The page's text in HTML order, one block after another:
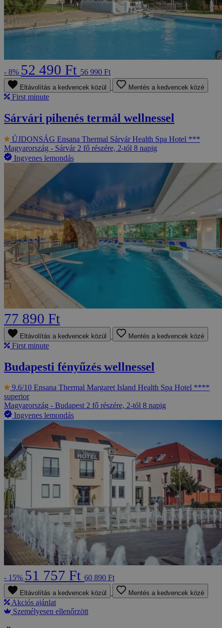
- 8% 52 490 Ft 56 990 Ft
Eltávolítás a kedvencek közül Mentés a kedvencek közé
First minute
Sárvári pihenés termál wellnessel
ÚJDONSÁG Ensana Thermal Sárvár Health Spa Hotel ***
Magyarország - Sárvár 2 fő részére, 2-tól 8 napig
Ingyenes lemondás
77 890 Ft
Eltávolítás a kedvencek közül Mentés a kedvencek közé
First minute
Budapesti fényűzés wellnessel
9.6/10 Ensana Thermal Margaret Island Health Spa Hotel ****
superior
Magyarország - Budapest2 fő részére, 2-tól 8 napig
Ingyenes lemondás
- 15% 51 757 Ft 60 890 Ft
Eltávolítás a kedvencek közül Mentés a kedvencek közé
Akciós ajánlat
Személyesen ellenőrzött